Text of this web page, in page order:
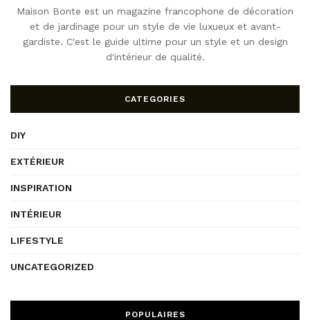
Maison Bonte est un magazine francophone de décoration
et de jardinage pour un style de vie luxueux et avant-
gardiste. C'est le guide ultime pour un style et un design
d'intérieur de qualité.
CATEGORIES
DIY
EXTÉRIEUR
INSPIRATION
INTÉRIEUR
LIFESTYLE
UNCATEGORIZED
POPULAIRES